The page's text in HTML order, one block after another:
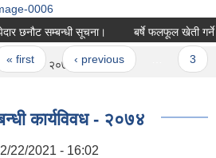
छनौट सम्बन्धी सूचना। बर्षे फलफूल खेती गर्ने
« first ‹ previous
- २०७४
कार्यविवध - २०७४
22/2021 - 16:02